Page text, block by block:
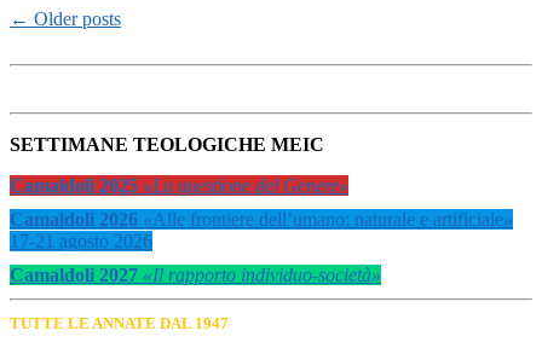
← Older posts
SETTIMANE TEOLOGICHE MEIC
Camaldoli 2025 «La questione del Genere»
Camaldoli 2026 «Alle frontiere dell’umano: naturale e artificiale»
17-21 agosto 2026
Camaldoli 2027 «Il rapporto individuo-società»
TUTTE LE ANNATE DAL 1947